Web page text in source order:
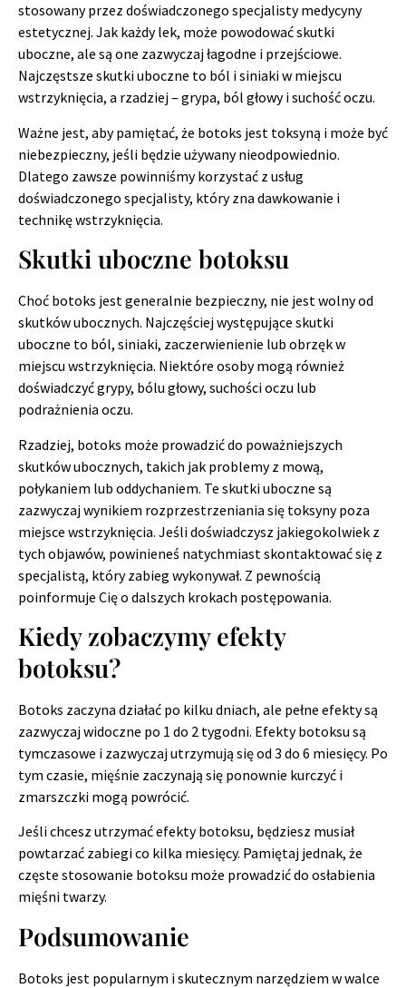
stosowany przez doświadczonego specjalisty medycyny
estetycznej. Jak każdy lek, może powodować skutki
uboczne, ale są one zazwyczaj łagodne i przejściowe.
Najczęstsze skutki uboczne to ból i siniaki w miejscu
wstrzyknięcia, a rzadziej – grypa, ból głowy i suchość oczu.
Ważne jest, aby pamiętać, że botoks jest toksyną i może być
niebezpieczny, jeśli będzie używany nieodpowiednio.
Dlatego zawsze powinniśmy korzystać z usług
doświadczonego specjalisty, który zna dawkowanie i
technikę wstrzyknięcia.
Skutki uboczne botoksu
Choć botoks jest generalnie bezpieczny, nie jest wolny od
skutków ubocznych. Najczęściej występujące skutki
uboczne to ból, siniaki, zaczerwienienie lub obrzęk w
miejscu wstrzyknięcia. Niektóre osoby mogą również
doświadczyć grypy, bólu głowy, suchości oczu lub
podrażnienia oczu.
Rzadziej, botoks może prowadzić do poważniejszych
skutków ubocznych, takich jak problemy z mową,
połykaniem lub oddychaniem. Te skutki uboczne są
zazwyczaj wynikiem rozprzestrzeniania się toksyny poza
miejsce wstrzyknięcia. Jeśli doświadczysz jakiegokolwiek z
tych objawów, powinieneś natychmiast skontaktować się z
specjalistą, który zabieg wykonywał. Z pewnością
poinformuje Cię o dalszych krokach postępowania.
Kiedy zobaczymy efekty
botoksu?
Botoks zaczyna działać po kilku dniach, ale pełne efekty są
zazwyczaj widoczne po 1 do 2 tygodni. Efekty botoksu są
tymczasowe i zazwyczaj utrzymują się od 3 do 6 miesięcy. Po
tym czasie, mięśnie zaczynają się ponownie kurczyć i
zmarszczki mogą powrócić.
Jeśli chcesz utrzymać efekty botoksu, będziesz musiał
powtarzać zabiegi co kilka miesięcy. Pamiętaj jednak, że
częste stosowanie botoksu może prowadzić do osłabienia
mięśni twarzy.
Podsumowanie
Botoks jest popularnym i skutecznym narzędziem w walce